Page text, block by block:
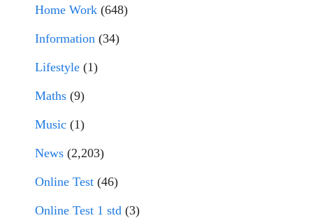
Home Work (648)
Information (34)
Lifestyle (1)
Maths (9)
Music (1)
News (2,203)
Online Test (46)
Online Test 1 std (3)